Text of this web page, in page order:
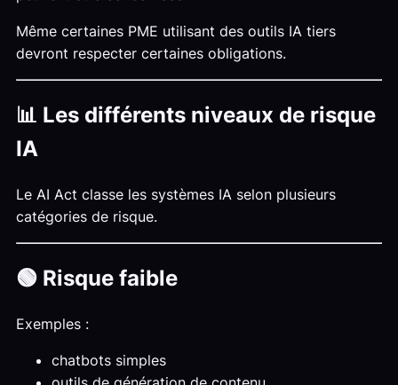
Même certaines PME utilisant des outils IA tiers
devront respecter certaines obligations.
📊 Les différents niveaux de risque
IA
Le AI Act classe les systèmes IA selon plusieurs
catégories de risque.
🟢 Risque faible
Exemples :
chatbots simples